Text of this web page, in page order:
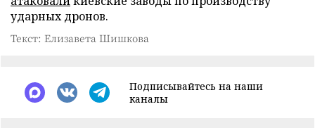
ударных дронов.
Текст: Елизавета Шишкова
Подписывайтесь на наши
каналы